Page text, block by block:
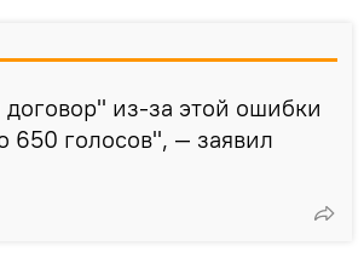
из-за этой ошибки
650 голосов", — заявил